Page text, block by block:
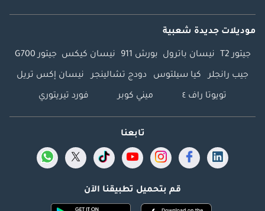
موديلات جديدة شعبية
جيتور T2 نيسان باترول بورش 911 نيسان كيكس جيتور G700
جيب رانجلر كيا سيلتوس دودج تشالينجر نيسان إكس تريل
تويوتا راف ٤ ميني كوبر فورد تيريتوري
تابعنا
قم بتحميل تطبيقنا الآن